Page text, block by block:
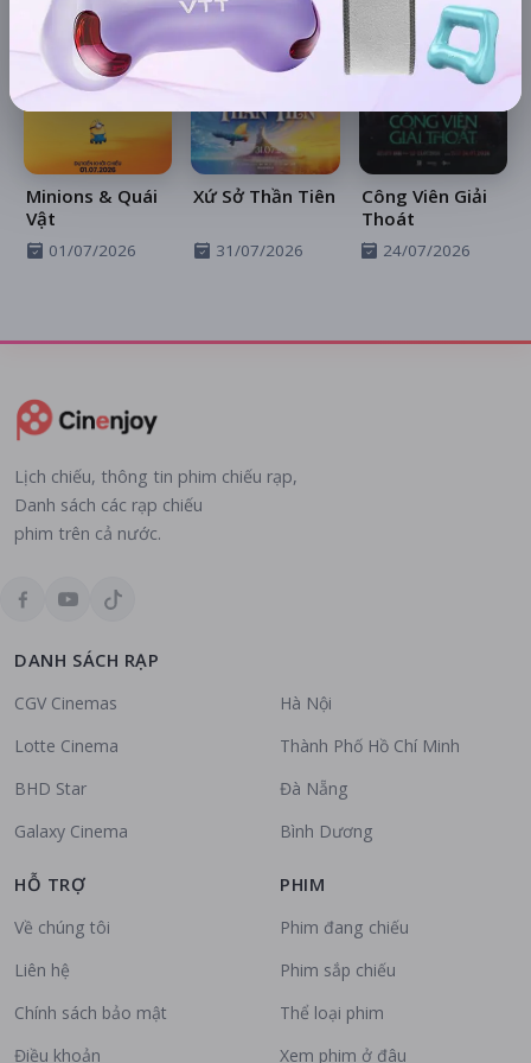
Minions & Quái
Vật
01/07/2026
Xứ Sở Thần Tiên
31/07/2026
Công Viên Giải
Thoát
24/07/2026
Lịch chiếu, thông tin phim chiếu rạp,
Danh sách các rạp chiếu
phim trên cả nước.
DANH SÁCH RẠP
CGV Cinemas
Lotte Cinema
BHD Star
Galaxy Cinema
Hà Nội
Thành Phố Hồ Chí Minh
Đà Nẵng
Bình Dương
HỖ TRỢ
Về chúng tôi
Liên hệ
Chính sách bảo mật
Điều khoản
PHIM
Phim đang chiếu
Phim sắp chiếu
Thể loại phim
Xem phim ở đâu